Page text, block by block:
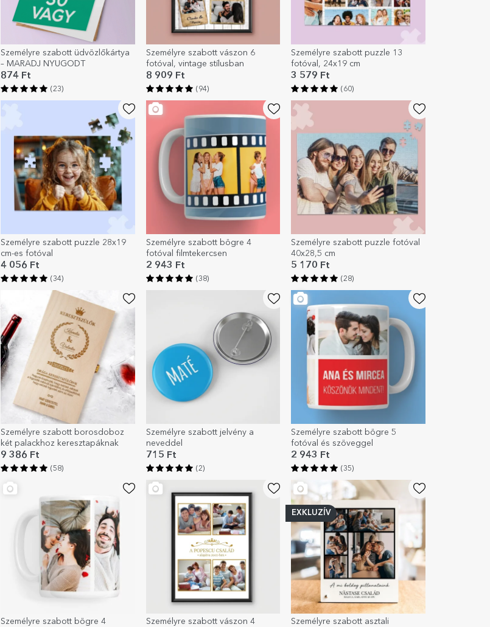
Személyre szabott üdvözlőkártya
– MARADJ NYUGODT
874 Ft
(23)
Személyre szabott vászon 6
fotóval, vintage stílusban
8 909 Ft
(94)
Személyre szabott puzzle 13
fotóval, 24x19 cm
3 579 Ft
(60)
Személyre szabott puzzle 28x19
cm-es fotóval
4 056 Ft
(34)
Személyre szabott bögre 4
fotóval filmtekercsen
2 943 Ft
(38)
Személyre szabott puzzle fotóval
40x28,5 cm
5 170 Ft
(28)
Személyre szabott borosdoboz
két palackhoz keresztapáknak
9 386 Ft
(58)
Személyre szabott jelvény a
neveddel
715 Ft
(2)
Személyre szabott bögre 5
fotóval és szöveggel
2 943 Ft
(35)
Személyre szabott bögre 4
Személyre szabott vászon 4
EXKLUZÍV
Személyre szabott asztali